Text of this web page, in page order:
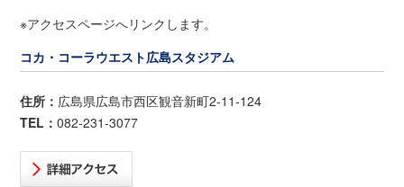
※アクセスページへリンクします。
コカ・コーラウエスト広島スタジアム
住所： 広島県広島市西区観音新町2-11-124
TEL：082-231-3077